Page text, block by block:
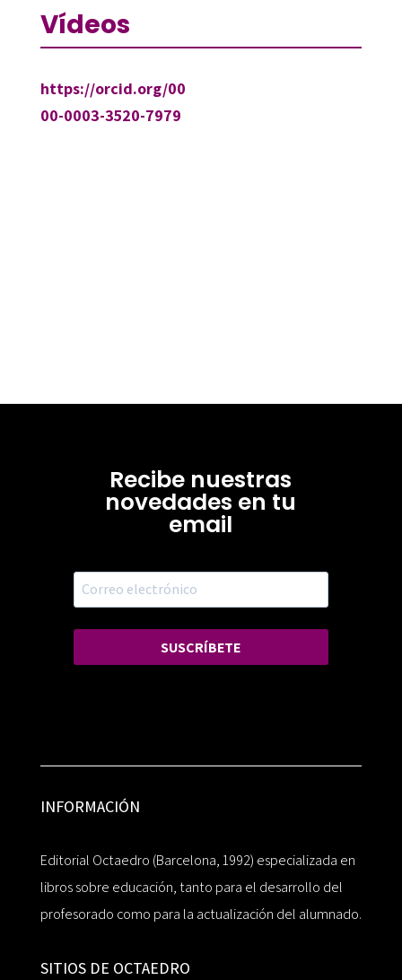
Vídeos
https://orcid.org/00
00-0003-3520-7979
Recibe nuestras
novedades en tu
email
SUSCRÍBETE
INFORMACIÓN
Editorial Octaedro (Barcelona, 1992) especializada en
libros sobre educación, tanto para el desarrollo del
profesorado como para la actualización del alumnado.
SITIOS DE OCTAEDRO